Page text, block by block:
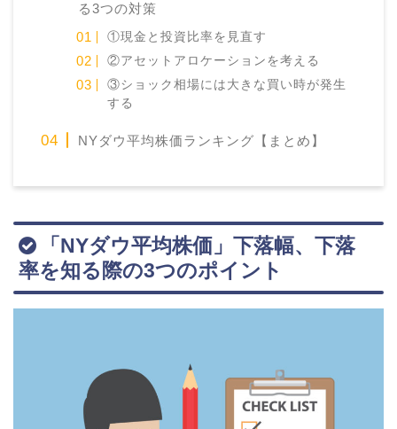
る3つの対策
①現金と投資比率を見直す
②アセットアロケーションを考える
③ショック相場には大きな買い時が発生
する
NYダウ平均株価ランキング【まとめ】
「NYダウ平均株価」下落幅、下落
率を知る際の3つのポイント